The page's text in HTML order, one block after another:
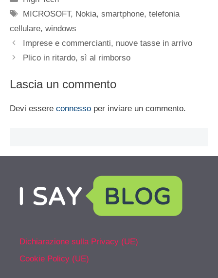
Tag
MICROSOFT, Nokia,smartphone,telefonia
cellulare, windows
Imprese e commercianti, nuove tasse in arrivo
Plico in ritardo, sì al rimborso
Lascia un commento
Devi essere connesso per inviare un commento.
Dichiarazione sulla Privacy (UE)
Cookie Policy (UE)